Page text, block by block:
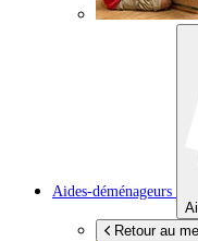
Aides-déménageurs
Retour au